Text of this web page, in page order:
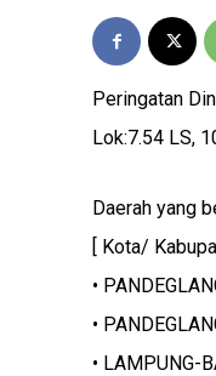
Peringatan
Lok:7.54 LS,
Daerah yang
[ Kota/
•
•
• LAMPUNG-